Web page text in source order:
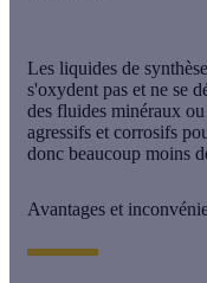
Les liquides de
s'oxydent pas et ne se
des fluides minéraux
agressifs et corrosifs
donc beaucoup moins
Avantages et